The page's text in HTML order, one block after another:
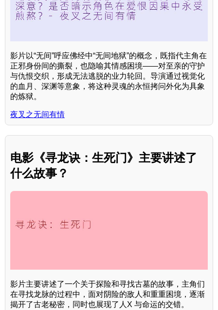
影片以“无间”呼应佛经中“无间地狱”的概念，既指代主角在
正邪身份间的撕裂，也隐喻其情感困境——对至亲的守护
与仇恨交织，形成无法逃脱的业力轮回。导演通过视觉化
的血月、深渊等意象，将这种灵魂的永恒拷问外化为具象
的炼狱。
夜叉之无间有情
电影《寻龙诀：生死门》主要讲述了
什么故事？
影片主要讲述了一个关于探险和寻找古墓的故事，主角们
在寻找龙脉的过程中，面对阴险的敌人和重重困境，逐渐
揭开了古老秘密，同时也展现了人X 与命运的交错。